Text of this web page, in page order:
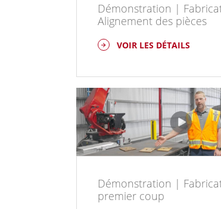
Démonstration |
Alignement des pièces
VOIR LES DÉTAILS
Démonstration |
premier coup